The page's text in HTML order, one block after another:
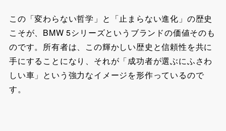
この「変わらない哲学」と「止まらない進化」の歴史
こそが、BMW 5シリーズというブランドの価値そのも
のです。所有者は、この輝かしい歴史と信頼性を共に
手にすることになり、それが「成功者が選ぶにふさわ
しい車」という強力なイメージを形作っているので
す。